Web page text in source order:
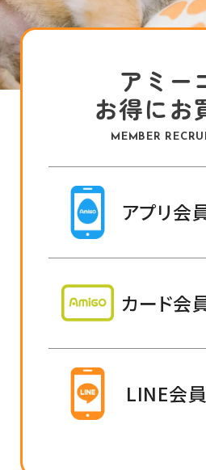
アミー
お得にお
MEMBER
アプリ会
カード会
LINE会